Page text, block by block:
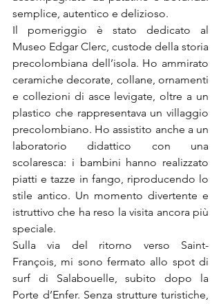
semplice, autentico e delizioso.
Il pomeriggio è stato dedicato al
Museo Edgar Clerc, custode della storia
precolombiana dell’isola. Ho ammirato
ceramiche decorate, collane, ornamenti
e collezioni di asce levigate, oltre a un
plastico che rappresentava un villaggio
precolombiano. Ho assistito anche a un
laboratorio didattico con una
scolaresca: i bambini hanno realizzato
piatti e tazze in fango, riproducendo lo
stile antico. Un momento divertente e
istruttivo che ha reso la visita ancora più
speciale.
Sulla via del ritorno verso Saint-
François, mi sono fermato allo spot di
surf di Salabouelle, subito dopo la
Porte d’Enfer. Senza strutture turistiche,